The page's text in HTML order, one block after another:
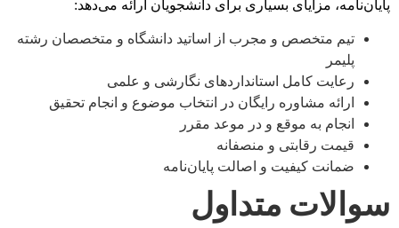
پایان‌نامه، مزایای بسیاری برای دانشجویان ارائه می‌دهد:
تیم متخصص و مجرب از اساتید دانشگاه و متخصصان رشته
پلیمر
رعایت کامل استانداردهای نگارشی و علمی
ارائه مشاوره رایگان در انتخاب موضوع و انجام تحقیق
انجام به موقع و در موعد مقرر
قیمت رقابتی و منصفانه
ضمانت کیفیت و اصالت پایان‌نامه
سوالات متداول